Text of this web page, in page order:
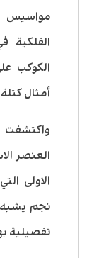
مواسيس
الفلكية
الكوكب
أمثال
العنصر
الاولى
نجم
تفصيلية